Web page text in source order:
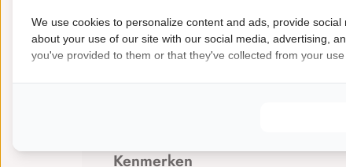
Bij de auto wordt een uitgebreide set spare parts
airjack-uitrusting, BMW Motorsport onderdelen,
Een serieuze GT4-auto met bewezen
voor competitie, trackdays of verdere professionele
Kenmerken
We use cookies to personalize content and ads, provide
about your use of our site with our social media, advertising,
you've provided to them or that they've collected from your use